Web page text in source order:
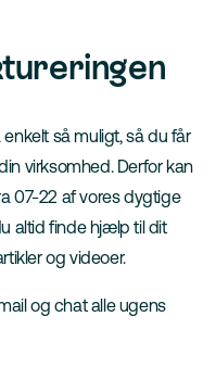
enkelt så muligt, så du får
virksomhed. Derfor kan
07-22 af vores dygtige
altid finde hjælp til dit
og videoer.
og chat alle ugens